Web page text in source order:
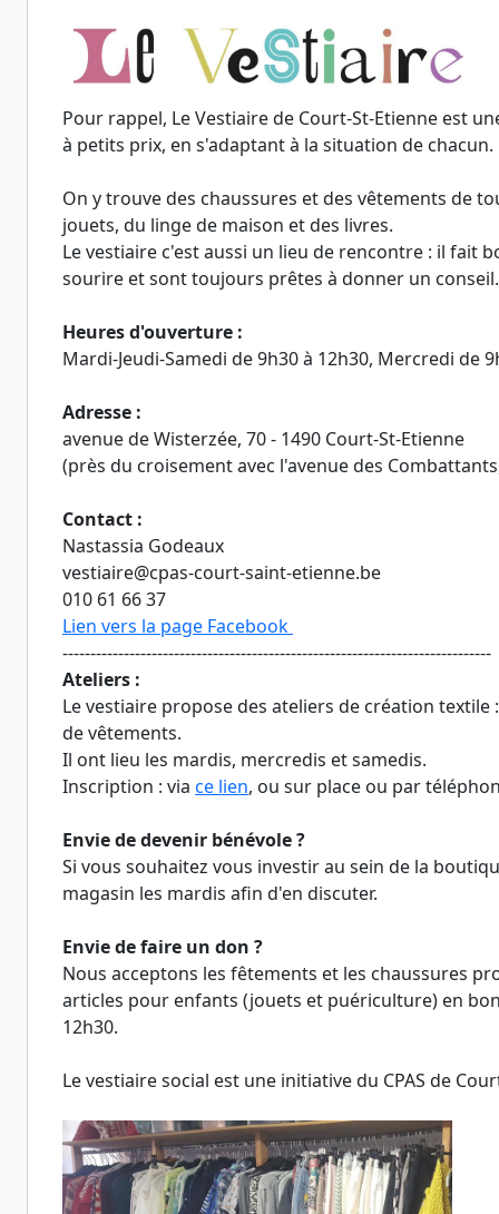
Pour rappel, Le Vestiaire de Court-St-Etienne est
à petits prix, en s'adaptant à la situation de chacun.
On y trouve des chaussures et des vêtements de
jouets, du linge de maison et des livres.
Le vestiaire c'est aussi un lieu de rencontre : il fait
sourire et sont toujours prêtes à donner un conseil.
Heures d'ouverture :
Mardi-Jeudi-Samedi de 9h30 à 12h30, Mercredi de
Adresse :
avenue de Wisterzée, 70 - 1490 Court-St-Etienne
(près du croisement avec l'avenue des
Contact :
Nastassia Godeaux
vestiaire@cpas-court-saint-etienne.be
010 61 66 37
Lien vers la page Facebook
-----------------------------------------------------------------------------
Ateliers :
Le vestiaire propose des ateliers de création
de vêtements.
Il ont lieu les mardis, mercredis et samedis.
Inscription : via ce lien, ou sur place ou par
Envie de devenir bénévole ?
Si vous souhaitez vous investir au sein de la
magasin les mardis afin d'en discuter.
Envie de faire un don ?
Nous acceptons les fêtements et les chaussures
articles pour enfants (jouets et puériculture) en
12h30.
Le vestiaire social est une initiative du CPAS de